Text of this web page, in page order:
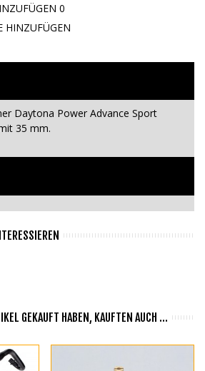
0
HINZUFÜGEN
Daytona Power Advance Sport
35 mm.
GEKAUFT HABEN, KAUFTEN AUCH ...